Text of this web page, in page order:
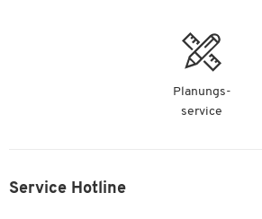
Planungs-
service
Service Hotline